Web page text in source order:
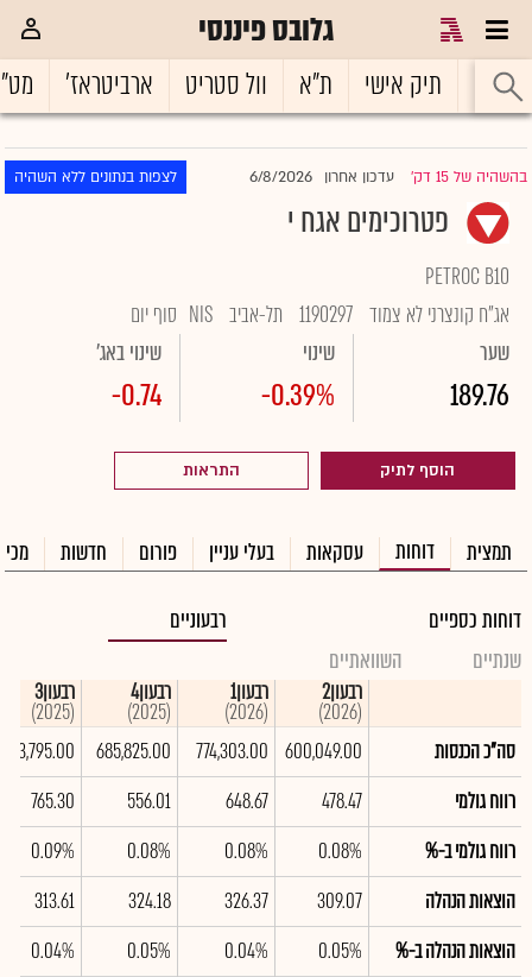
גלובס פיננסי
ראשי תיק אישי ת"א וול סטריט ארביטראז'
בהשהיה של 15 דק' |עדכון אחרון 6/8/2026 לצפות בנתונים ללא השהיה
פטרוכימים אגח י
PETROC B10
אג"ח קונצרני לא צמוד 1190297 תל-אביב NIS סוף יום
שער
189.76
שינוי
-0.39%
שינוי באג'
-0.74
הוסף לתיק התראות
תמצית דוחות עסקאות בעלי עניין פורום חדשות
דוחות כספיים
רבעוניים
שנתיים
השוואתיים
רבעון2
(2026)
רבעון1
(2026)
רבעון4
(2025)
רבעון3
(2025)
סה"כ הכנסות
600,049.00
774,303.00
685,825.00
893,795.00
רווח גולמי
478.47
648.67
556.01
765.30
רווח גולמי ב-%
0.08%
0.08%
0.08%
0.09%
הוצאות הנהלה
309.07
326.37
324.18
313.61
הוצאות הנהלה ב-%
0.05%
0.04%
0.05%
0.04%